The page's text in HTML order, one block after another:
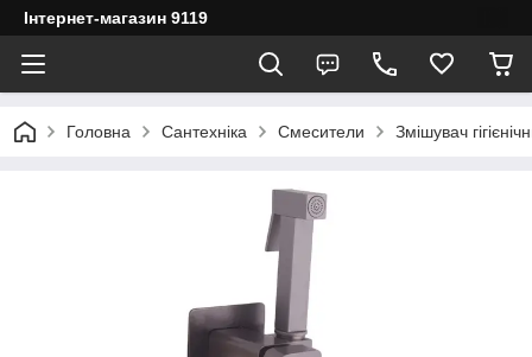
Інтернет-магазин 9119
Головна Сантехніка Смесители Змішувач